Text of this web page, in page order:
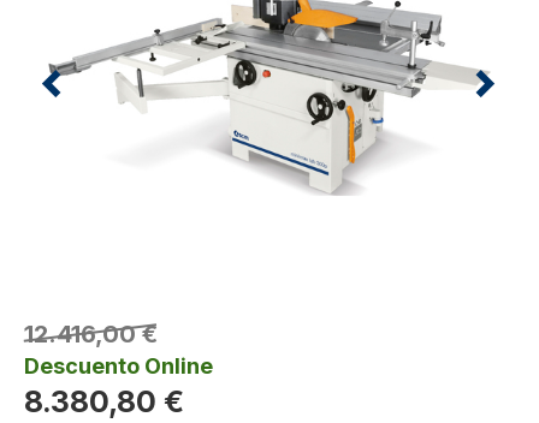
12.416,00 €
Descuento Online
8.380,80 €